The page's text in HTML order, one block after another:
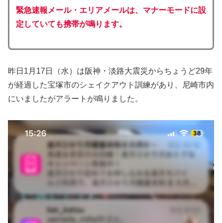
緊急速報メール・エリアメールは、マナーモードに設
定していても携帯が鳴ります。
昨日1月17日（水）は阪神・淡路大震災からちょうど29年
が経過した宝塚市のシェイクアウト訓練があり、尼崎市内
にいましたがアラートが鳴りました。